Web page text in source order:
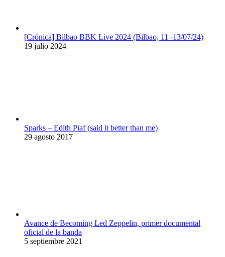
[Crónica] Bilbao BBK Live 2024 (Bilbao, 11 -13/07/24)
19 julio 2024
Sparks – Edith Piaf (said it better than me)
29 agosto 2017
Avance de Becoming Led Zeppelin, primer documental
oficial de la banda
5 septiembre 2021